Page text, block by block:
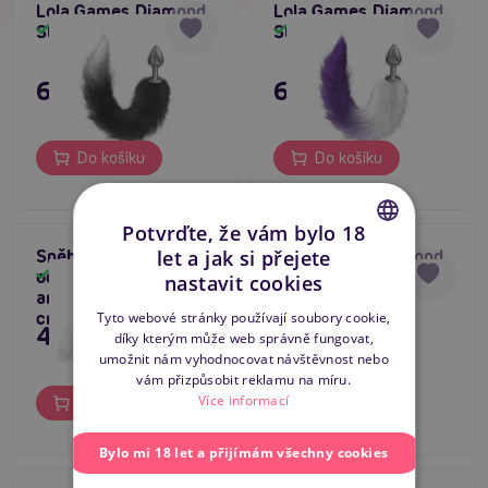
Lola Games Diamond
Starlit (Black)
695 Kč
Do košíku
Lola Games Diamond
Starlit (Purple)
Skladem
695 Kč
Do košíku
Sněhově bílý liščí
ocas s kovovým
análním kolíkem 45
cm
495 Kč
Lola Games Diamond
Starlit (Pink)
Skladem
695 Kč
ENGLISH
Potvrďte, že vám bylo 18
let a jak si přejete
nastavit cookies
Tyto webové stránky používají soubory cookie,
díky kterým může web správně fungovat,
umožnit nám vyhodnocovat návštěvnost nebo
vám přizpůsobit reklamu na míru.
Více informací
Bylo mi 18 let a přijímám všechny cookies